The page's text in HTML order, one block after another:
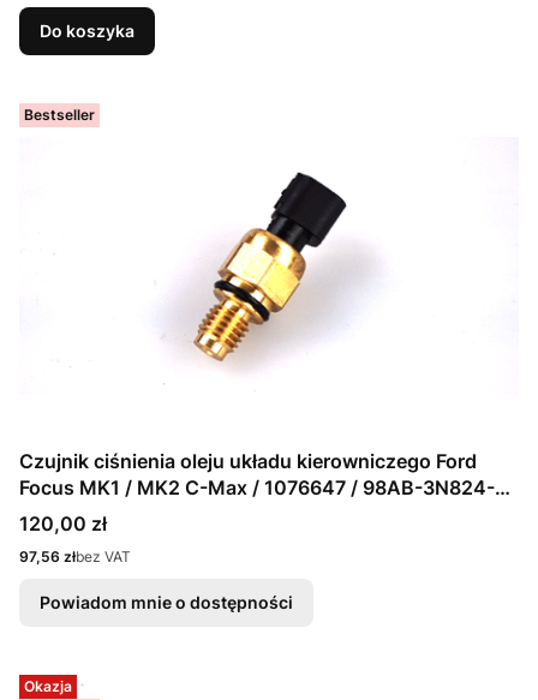
Do koszyka
Bestseller
Czujnik ciśnienia oleju układu kierowniczego Ford
Focus MK1 / MK2 C-Max / 1076647 / 98AB-3N824-
DB
Cena
120,00 zł
Cena
97,56 złbez VAT
Powiadom mnie o dostępności
Okazja